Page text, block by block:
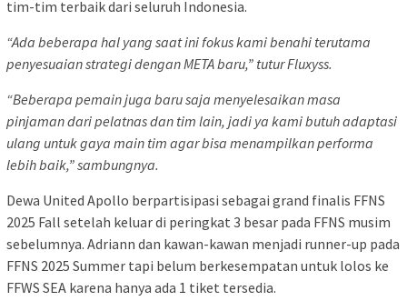
tim-tim terbaik dari seluruh Indonesia.
“Ada beberapa hal yang saat ini fokus kami benahi terutama
penyesuaian strategi dengan META baru,” tutur Fluxyss.
“Beberapa pemain juga baru saja menyelesaikan masa
pinjaman dari pelatnas dan tim lain, jadi ya kami butuh adaptasi
ulang untuk gaya main tim agar bisa menampilkan performa
lebih baik,” sambungnya.
Dewa United Apollo berpartisipasi sebagai grand finalis FFNS
2025 Fall setelah keluar di peringkat 3 besar pada FFNS musim
sebelumnya. Adriann dan kawan-kawan menjadi runner-up pada
FFNS 2025 Summer tapi belum berkesempatan untuk lolos ke
FFWS SEA karena hanya ada 1 tiket tersedia.